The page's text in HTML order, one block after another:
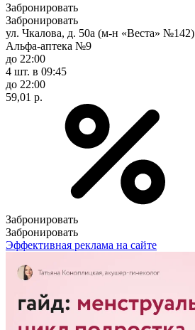
Забронировать
Забронировать
ул. Чкалова, д. 50а (м-н «Веста» №142)
Альфа-аптека №9
до 22:00
4 шт. в 09:45
до 22:00
59,01 р.
Забронировать
Забронировать
Эффективная реклама на сайте